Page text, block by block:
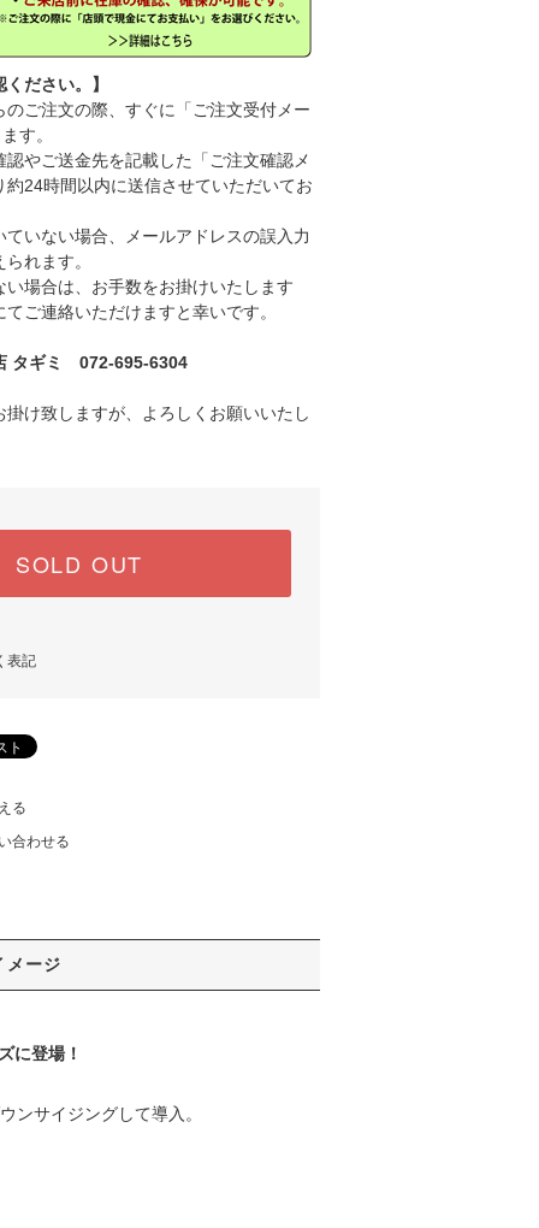
ださい。】
ご注文の際、すぐに「ご注文受付メー
す。
やご送金先を記載した「ご注文確認メ
約24時間以内に送信させていただいてお
いない場合、メールアドレスの誤入力
れます。
場合は、お手数をお掛けいたします
ご連絡いただけますと幸いです。
タギミ 072-695-6304
掛け致しますが、よろしくお願いいたし
SOLD OUT
表記
る
合わせる
メージ
に登場！
ンサイジングして導入。